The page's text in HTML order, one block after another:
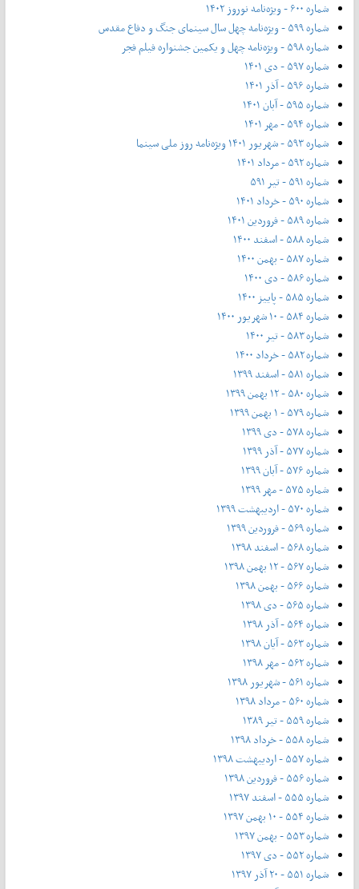
شماره ۶۰۰ - ویژه‌نامه نوروز ۱۴۰۲
شماره ۵۹۹ - ویژه‌نامه چهل سال سینمای جنگ و دفاع مقدس
شماره ۵۹۸ - ویژه‌نامه چهل و یکمین جشنواره فیلم فجر
شماره ۵۹۷ - دی ۱۴۰۱
شماره ۵۹۶ - آذر ۱۴۰۱
شماره ۵۹۵ - آبان ۱۴۰۱
شماره ۵۹۴ - مهر ۱۴۰۱
شماره ۵۹۳ - شهریور ۱۴۰۱ ویژه‌نامه روز ملی سینما
شماره ۵۹۲ - مرداد ۱۴۰۱
شماره ۵۹۱ - تیر ۵۹۱
شماره ۵۹۰ - خرداد ۱۴۰۱
شماره ۵۸۹ - فروردین ۱۴۰۱
شماره ۵۸۸ - اسفند ۱۴۰۰
شماره ۵۸۷ - بهمن ۱۴۰۰
شماره ۵۸۶ - دی ۱۴۰۰
شماره ۵۸۵ - پاییز ۱۴۰۰
شماره ۵۸۴ - ۱۰ شهریور ۱۴۰۰
شماره ۵۸۳ - تیر ۱۴۰۰
شماره ۵۸۲ - خرداد ۱۴۰۰
شماره ۵۸۱ - اسفند ۱۳۹۹
شماره ۵۸۰ - ۱۲ بهمن ۱۳۹۹
شماره ۵۷۹ - ۱ بهمن ۱۳۹۹
شماره ۵۷۸ - دی ۱۳۹۹
شماره ۵۷۷ - آذر ۱۳۹۹
شماره ۵۷۶ - آبان ۱۳۹۹
شماره ۵۷۵ - مهر ۱۳۹۹
شماره ۵۷۰ - اردیبهشت ۱۳۹۹
شماره ۵۶۹ - فروردین ۱۳۹۹
شماره ۵۶۸ - اسفند ۱۳۹۸
شماره ۵۶۷ - ۱۲ بهمن ۱۳۹۸
شماره ۵۶۶ - بهمن ۱۳۹۸
شماره ۵۶۵ - دی ۱۳۹۸
شماره ۵۶۴ - آذر ۱۳۹۸
شماره ۵۶۳ - آیان ۱۳۹۸
شماره ۵۶۲ - مهر ۱۳۹۸
شماره ۵۶۱ - شهریور ۱۳۹۸
شماره ۵۶۰ - مرداد ۱۳۹۸
شماره ۵۵۹ - تیر ۱۳۸۹
شماره ۵۵۸ - خرداد ۱۳۹۸
شماره ۵۵۷ - اردیبهشت ۱۳۹۸
شماره ۵۵۶ - فروردین ۱۳۹۸
شماره ۵۵۵ - اسفند ۱۳۹۷
شماره ۵۵۴ - ۱۰ بهمن ۱۳۹۷
شماره ۵۵۳ - بهمن ۱۳۹۷
شماره ۵۵۲ - دی ۱۳۹۷
شماره ۵۵۱ - ۲۰ آذر ۱۳۹۷